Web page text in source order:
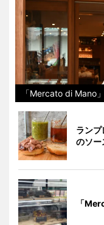
「Mercato di Mano
ラン
のソー
「